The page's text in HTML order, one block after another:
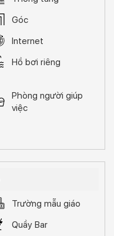
Góc
Internet
Hồ bơi riêng
Phòng người giúp
việc
Trường mẫu giáo
Quầy Bar